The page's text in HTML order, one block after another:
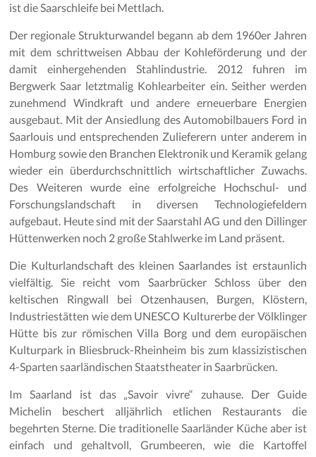
ist die Saarschleife bei Mettlach.
Der regionale Strukturwandel begann ab dem 1960er Jahren
mit dem schrittweisen Abbau der Kohleförderung und der
damit einhergehenden Stahlindustrie. 2012 fuhren im
Bergwerk Saar letztmalig Kohlearbeiter ein. Seither werden
zunehmend Windkraft und andere erneuerbare Energien
ausgebaut. Mit der Ansiedlung des Automobilbauers Ford in
Saarlouis und entsprechenden Zulieferern unter anderem in
Homburg sowie den Branchen Elektronik und Keramik gelang
wieder ein überdurchschnittlich wirtschaftlicher Zuwachs.
Des Weiteren wurde eine erfolgreiche Hochschul- und
Forschungslandschaft in diversen Technologiefeldern
aufgebaut. Heute sind mit der Saarstahl AG und den Dillinger
Hüttenwerken noch 2 große Stahlwerke im Land präsent.
Die Kulturlandschaft des kleinen Saarlandes ist erstaunlich
vielfältig. Sie reicht vom Saarbrücker Schloss über den
keltischen Ringwall bei Otzenhausen, Burgen, Klöstern,
Industriestätten wie dem UNESCO Kulturerbe der Völklinger
Hütte bis zur römischen Villa Borg und dem europäischen
Kulturpark in Bliesbruck-Rheinheim bis zum klassizistischen
4-Sparten saarländischen Staatstheater in Saarbrücken.
Im Saarland ist das „Savoir vivre“ zuhause. Der Guide
Michelin beschert alljährlich etlichen Restaurants die
begehrten Sterne. Die traditionelle Saarländer Küche aber ist
einfach und gehaltvoll, Grumbeeren, wie die Kartoffel